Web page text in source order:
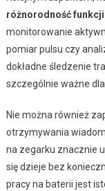
różnorodność funkcji
monitorowanie
pomiar pulsu czy
dokładne śledzenie
szczególnie ważne
Nie można również
otrzymywania
na zegarku znacznie
się dzieje bez
pracy na baterii jest